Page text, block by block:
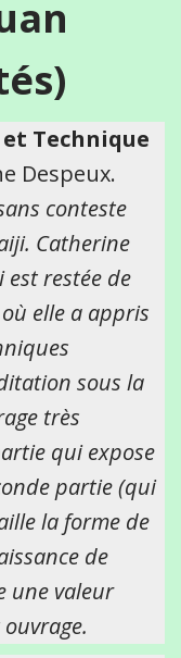
Technique
Despeux.
conteste
Catherine
est restée de
elle a appris
sous la
très
qui expose
partie (qui
la forme de
de
une valeur